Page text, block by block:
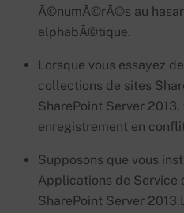
Ã©numÃ©rÃ©s au
alphabÃ©tique.
Lorsque vous essayez
collections de sites
SharePoint Server
enregistrement en
Supposons que vous
Applications de Service
SharePoint Server 2013.